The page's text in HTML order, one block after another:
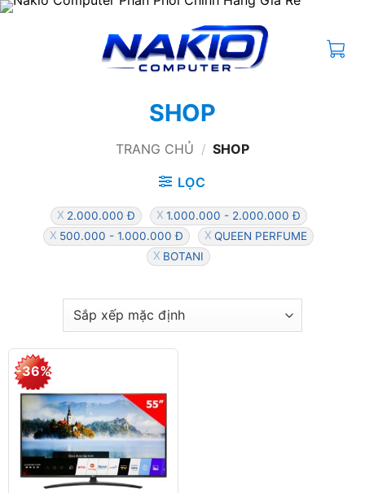
Bỏ
SHOP
TRANG CHỦ / SHOP
LỌC
2.000.000 Đ
1.000.000 - 2.000.000 Đ
500.000 - 1.000.000 Đ
QUEEN PERFUME
BOTANI
-36%